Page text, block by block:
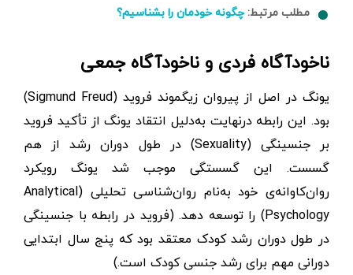
مطلب مرتبط:چگونه خودمان را بشناسیم؟
ناخودآگاه فردی و ناخودآگاه جمعی
یونگ در اصل از پیروان زیگموند فروید (Sigmund Freud)
بود. این رابطه درنهایت به‌دلیل انتقاد یونگ از تأکید فروید
بر جنسینگی (Sexuality) در طول دوران رشد از هم
گسست. این گسستگی موجب شد یونگ رویکرد
روان‌کاوانه‌ی خود به‌نام روان‌شناسی تحلیلی (Analytical
Psychology) را توسعه دهد. (فروید در رابطه با جنسینگی
در طول دوران رشد کودک معتقد بود که پنج سال ابتدایی
دورانی مهم برای رشد جنسی کودک است.)